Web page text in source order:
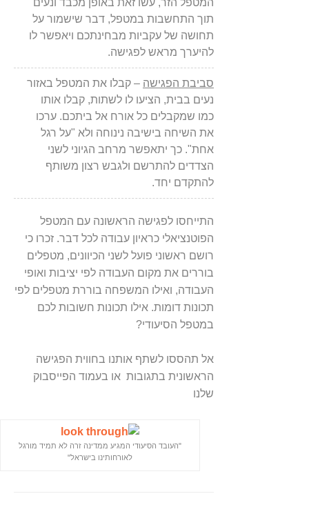
המטפל הזר, עשו זאת באופן מכבד ונעים
תוך התחשבות במטפל, דבר שישמור על
תחושה של עקביות מבחינתכם ויאפשר לו
להיערך מראש לפגישה.
סביבת הפגישה – קבלו את המטפל באזור
נעים בבית, הציעו לו לשתות, קבלו אותו
כמו שמקבלים כל אורח אל ביתכם. ערכו
את השיחה בישיבה נינוחה ולא "על רגל
אחת". כך יתאפשר מרחב הגיוני לשני
הצדדים להתרשם ולגבש רצון משותף
להתקדם יחד.
התייחסו לפגישה הראשונה עם המטפל
הפוטנציאלי כראיון עבודה לכל דבר. זכרו כי
רושם ראשוני פועל לשני הכיוונים, מטפלים
בוררים את מקום העבודה לפי יציבות ואופי
העבודה, ואילו המשפחה בוררת מטפלים לפי
תכונות דומות. אילו תכונות חשובות לכם
במטפל הסיעודי?
אל תהססו לשתף אותנו בחווית הפגישה
הראשונית בתגובות או בעמוד הפייסבוק
שלנו
"העובד הסיעודי המגיע ממדינה זרה לא תמיד מורגל
לאורחותינו בישראל"